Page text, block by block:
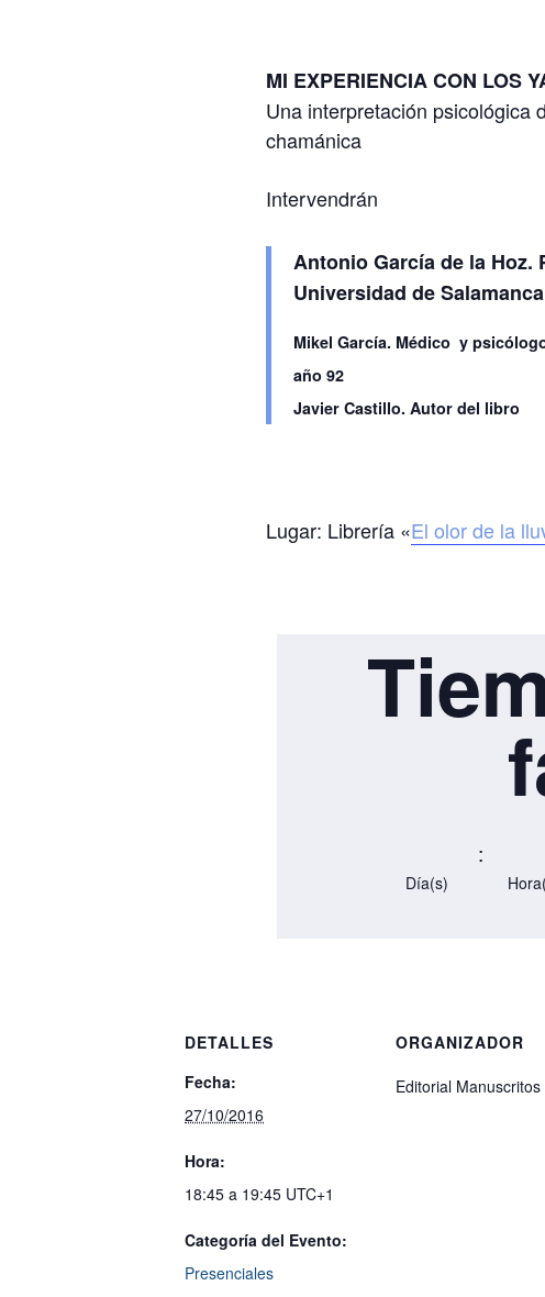
MI EXPERIENCIA CON LOS
Una interpretación psicológica
chamánica
Intervendrán
Antonio García de la
Universidad de Salamanca
Mikel García. Médico y
año 92
Javier Castillo. Autor del libro
Lugar: Librería «El olor de la
Día(s)
:
DETALLES
Fecha:
27/10/2016
Hora:
18:45 a 19:45 UTC+1
Categoría del Evento:
Presenciales
ORGANIZADOR
Editorial Manuscritos